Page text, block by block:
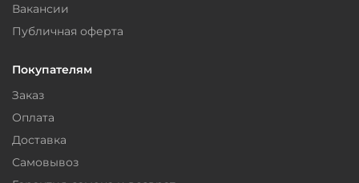
Вакансии
Публичная оферта
Покупателям
Заказ
Оплата
Доставка
Самовывоз